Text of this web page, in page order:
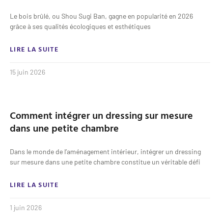
Le bois brûlé, ou Shou Sugi Ban, gagne en popularité en 2026
grâce à ses qualités écologiques et esthétiques
LIRE LA SUITE
15 juin 2026
Comment intégrer un dressing sur mesure
dans une petite chambre
Dans le monde de l’aménagement intérieur, intégrer un dressing
sur mesure dans une petite chambre constitue un véritable défi
LIRE LA SUITE
1 juin 2026